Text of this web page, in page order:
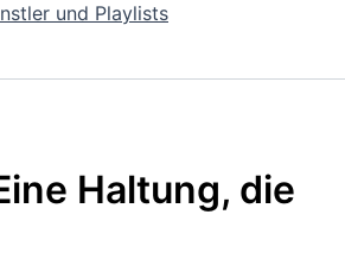
und Playlists
Haltung, die